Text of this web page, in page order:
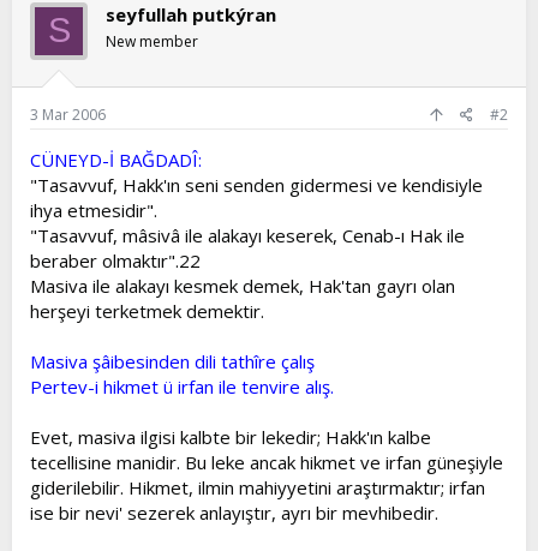
S seyfullah putkýran
New member
3 Mar 2006 #2
CÜNEYD-İ BAĞDADÎ:
"Tasavvuf, Hakk'ın seni senden gidermesi ve kendisiyle
ihya etmesidir".
"Tasavvuf, mâsivâ ile alakayı keserek, Cenab-ı Hak ile
beraber olmaktır".22
Masiva ile alakayı kesmek demek, Hak'tan gayrı olan
herşeyi terketmek demektir.
Masiva şâibesinden dili tathîre çalış
Pertev-i hikmet ü irfan ile tenvire alış.
Evet, masiva ilgisi kalbte bir lekedir; Hakk'ın kalbe
tecellisine manidir. Bu leke ancak hikmet ve irfan güneşiyle
giderilebilir. Hikmet, ilmin mahiyyetini araştırmaktır; irfan
ise bir nevi' sezerek anlayıştır, ayrı bir mevhibedir.